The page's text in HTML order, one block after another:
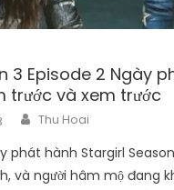
3 Episode 2 Ngày
trước và xem trước
Author
Thu Hoai
phát hành Stargirl
và người hâm mộ đang